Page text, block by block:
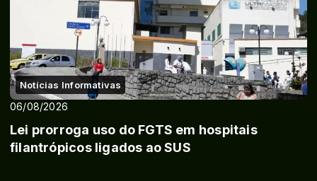
Notícias Informativas
06/08/2026
Lei prorroga uso do FGTS em hospitais
filantrópicos ligados ao SUS